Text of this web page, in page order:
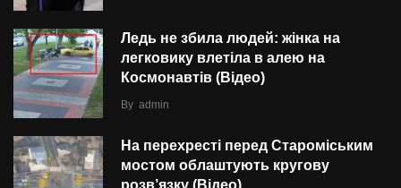
Ледь не збила людей: жінка на
легковику влетіла в алею на
Космонавтів (Відео)
By admin
На перехресті перед Староміським
мостом облаштують кругову
розв’язку (Відео)